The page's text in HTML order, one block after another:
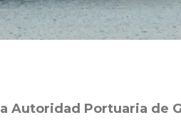
Autoridad Portuaria de